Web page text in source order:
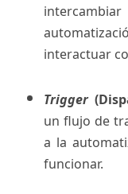
interactuar
Trigger
un flujo de
a la
funcionar.